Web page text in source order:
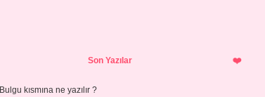
SidebarSon Yazılar
Bulgu kısmına ne yazılır ?